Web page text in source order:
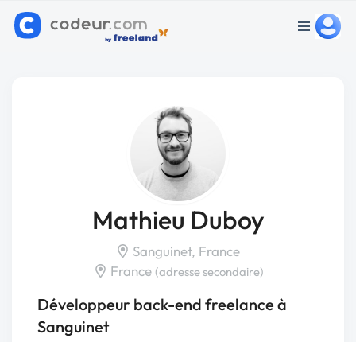
Mathieu Duboy
Sanguinet, France
France (adresse secondaire)
Développeur back-end freelance à
Sanguinet